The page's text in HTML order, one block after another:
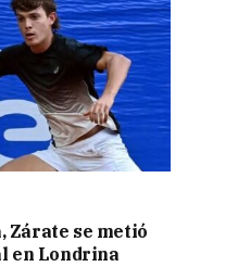
Zárate se metió
en Londrina